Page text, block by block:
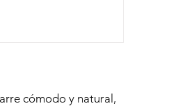
cómodo y natural,